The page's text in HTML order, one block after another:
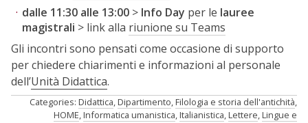
dalle 11:30 alle 13:00 > Info Day per le lauree
magistrali > link alla riunione su Teams
Gli incontri sono pensati come occasione di supporto
per chiedere chiarimenti e informazioni al personale
dell’Unità Didattica.
Categories: Didattica,Dipartimento,Filologia e storia dell'antichità,
HOME,Informatica umanistica,Italianistica,Lettere,Lingue e